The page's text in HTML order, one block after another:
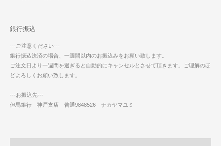
銀行振込
---ご注意ください---
銀行振込決済の場合、一週間以内のお振込みをお願い致します。
ご注文日より一週間を過ぎると自動的にキャンセルとさせて頂きます。ご理解のほ
どよろしくお願い致します。
---お振込先---
但馬銀行 神戸支店 普通9848526 ナカヤマユミ